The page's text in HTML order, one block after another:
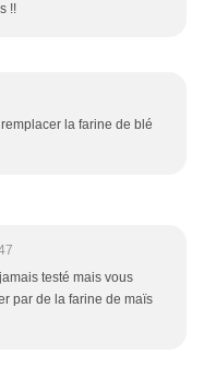
!!
la farine de blé
testé mais vous
par de la farine de maïs